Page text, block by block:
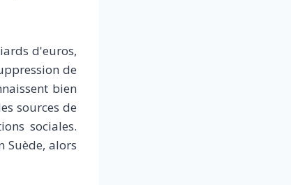
d'euros,
de
bien
sources de
sociales.
Suède, alors